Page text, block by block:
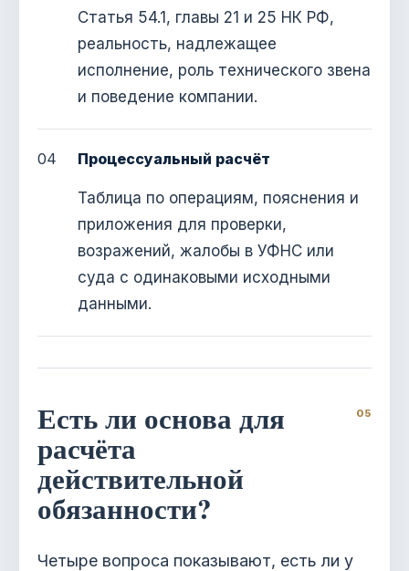
Статья 54.1, главы 21 и 25 НК РФ,
реальность, надлежащее
исполнение, роль технического звена
и поведение компании.
04 Процессуальный расчёт
Таблица по операциям, пояснения и
приложения для проверки,
возражений, жалобы в УФНС или
суда с одинаковыми исходными
данными.
Есть ли основа для
расчёта
действительной
обязанности?
Четыре вопроса показывают, есть ли у